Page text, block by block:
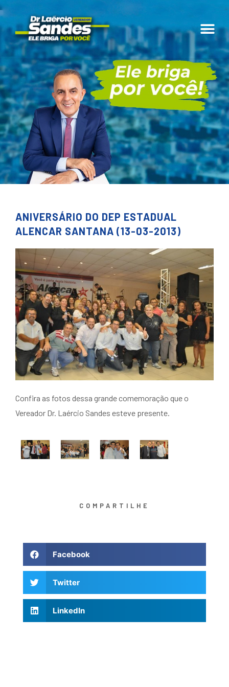
ANIVERSÁRIO DO DEP ESTADUAL
ALENCAR SANTANA (13-03-2013)
Confira as fotos dessa grande comemoração que o
Vereador Dr. Laércio Sandes esteve presente.
COMPARTILHE
Facebook
Twitter
LinkedIn